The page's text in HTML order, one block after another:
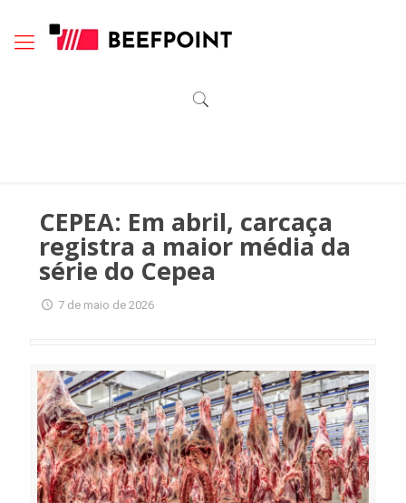
CEPEA: Em abril, carcaça
registra a maior média da
série do Cepea
7 de maio de 2026